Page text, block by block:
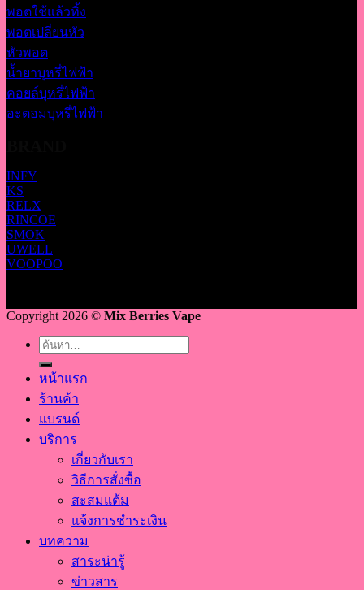
พอตใช้แล้วทิ้ง
พอตเปลี่ยนหัว
หัวพอต
น้ำยาบุหรี่ไฟฟ้า
คอยล์บุหรี่ไฟฟ้า
อะตอมบุหรี่ไฟฟ้า
INFY
KS
RELX
RINCOE
SMOK
UWELL
VOOPOO
Copyright 2026 © Mix Berries Vape
ค้นหา:
หน้าแรก
ร้านค้า
แบรนด์
บริการ
เกี่ยวกับเรา
วิธีการสั่งซื้อ
สะสมแต้ม
แจ้งการชำระเงิน
บทความ
สาระน่ารู้
ข่าวสาร